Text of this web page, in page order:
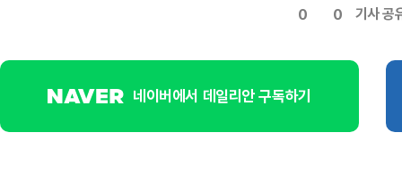
0 0 기사 공
네이버에서 데일리안 구독하기